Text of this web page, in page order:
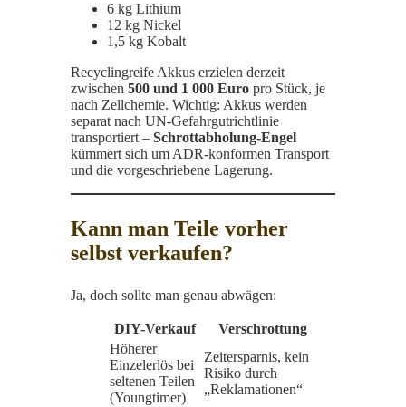
6 kg Lithium
12 kg Nickel
1,5 kg Kobalt
Recycling­reife Akkus erzielen derzeit
zwischen 500 und 1 000 Euro pro Stück, je
nach Zellchemie. Wichtig: Akkus werden
separat nach UN-Gefahrgut­richtlinie
transportiert – Schrottabholung-Engel
kümmert sich um ADR-konformen Transport
und die vorgeschriebene Lagerung.
Kann man Teile vorher
selbst verkaufen?
Ja, doch sollte man genau abwägen:
DIY-Verkauf
Verschrottung
Höherer
Einzelerlös bei
seltenen Teilen
(Youngtimer)
Zeitersparnis, kein
Risiko durch
„Reklamationen“